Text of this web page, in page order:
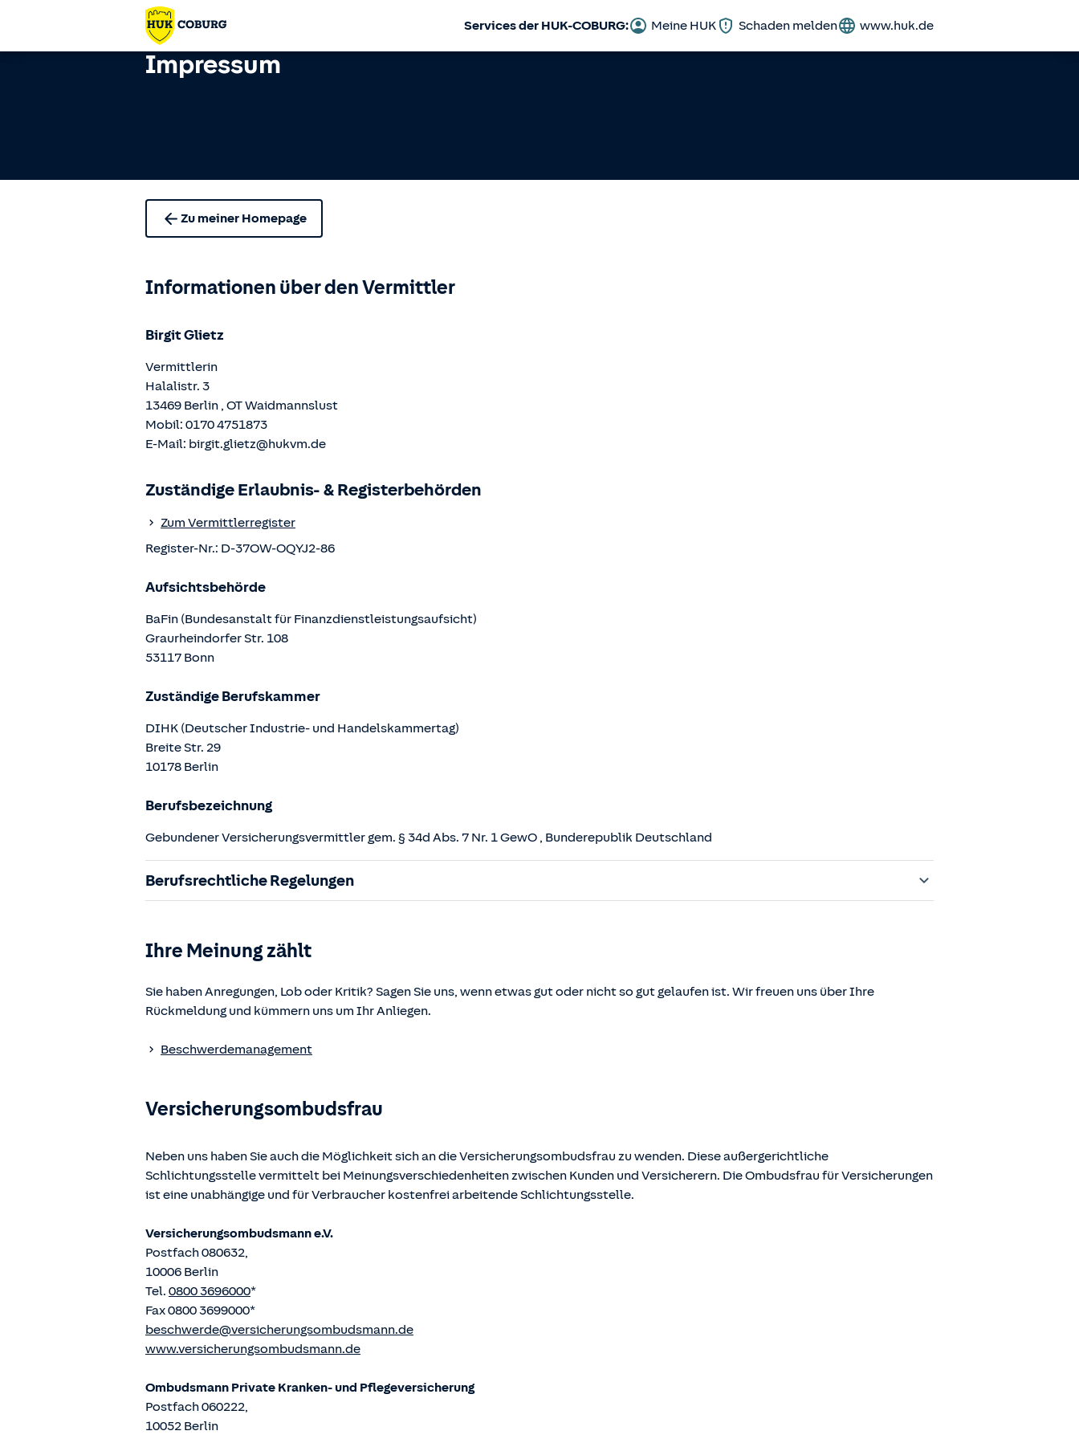
Services der HUK-COBURG: Meine HUK Schaden melden www.huk.de
Impressum
Zu meiner Homepage
Informationen über den Vermittler
Birgit Glietz
Vermittlerin
Halalistr. 3
13469 Berlin , OTWaidmannslust
Mobil: 0170 4751873
E-Mail: birgit.glietz@hukvm.de
Zuständige Erlaubnis- & Registerbehörden
Zum Vermittlerregister
Register-Nr.: D-37OW-OQYJ2-86
Aufsichtsbehörde
BaFin (Bundesanstalt für Finanzdienstleistungsaufsicht)
Graurheindorfer Str. 108
53117 Bonn
Zuständige Berufskammer
DIHK (Deutscher Industrie- und Handelskammertag)
Breite Str. 29
10178 Berlin
Berufsbezeichnung
Gebundener Versicherungsvermittler gem. § 34d Abs. 7 Nr. 1 GewO , Bunderepublik Deutschland
Berufsrechtliche Regelungen
§§ 59 – 68 Gesetz über den Versicherungsvertrag (VVG)
§ 48b Versicherungsaufsichtsgesetz (VAG)
Verordnung über die Versicherungsvermittlung und -beratung (VersVermV)
www.gesetze-im-internet.de
Ihre Meinung zählt
Sie haben Anregungen, Lob oder Kritik? Sagen Sie uns, wenn etwas gut oder nicht so gut gelaufen ist. Wir freuen uns über Ihre
Rückmeldung und kümmern uns um Ihr Anliegen.
Beschwerdemanagement
Versicherungsombudsfrau
Neben uns haben Sie auch die Möglichkeit sich an die Versicherungsombudsfrau zu wenden. Diese außergerichtliche
Schlichtungsstelle vermittelt bei Meinungsverschiedenheiten zwischen Kunden und Versicherern. Die Ombudsfrau für Versicherungen
ist eine unabhängige und für Verbraucher kostenfrei arbeitende Schlichtungsstelle.
Versicherungsombudsmann e.V.
Postfach 080632,
10006 Berlin
Tel. 0800 3696000*
Fax 0800 3699000*
beschwerde@versicherungsombudsmann.de
www.versicherungsombudsmann.de
Ombudsmann Private Kranken- und Pflege­versicherung
Postfach 060222,
10052 Berlin